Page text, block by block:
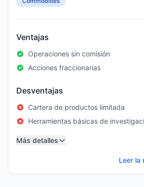
Ventajas
Operaciones sin comisión
Acciones fraccionarias
Desventajas
Cartera de productos limitada
Herramientas básicas de
Más detalles
Leer la